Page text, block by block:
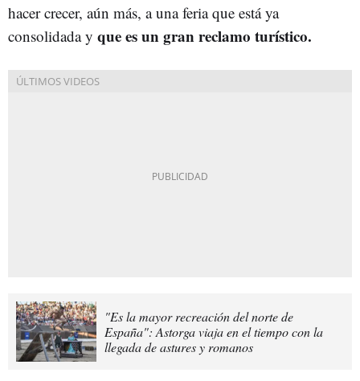
hacer crecer, aún más, a una feria que está ya
consolidada y que es un gran reclamo turístico.
"Es la mayor recreación del norte de
España": Astorga viaja en el tiempo con la
llegada de astures y romanos